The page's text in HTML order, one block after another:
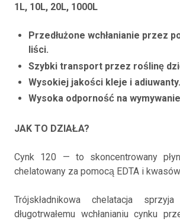
1L, 10L, 20L, 1000L
Przedłużone wchłanianie przez
liści.
Szybki transport przez roślinę
Wysokiej jakości kleje i adiuwanty.
Wysoka odporność na
JAK TO DZIAŁA?
Cynk 120 — to skoncentrowany
chelatowany za pomocą EDTA i
Trójskładnikowa chelatacja
długotrwałemu wchłanianiu cynku